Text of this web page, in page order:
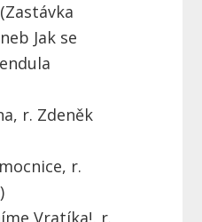
Jak se
r. Zdeněk
r.